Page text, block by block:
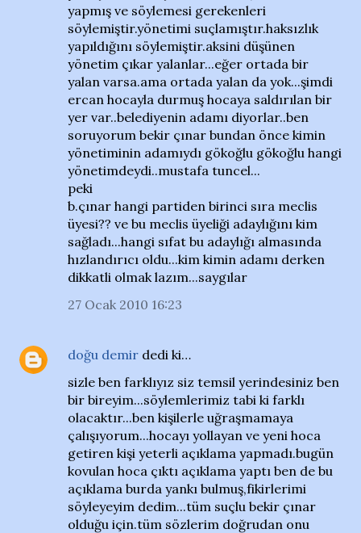
yapmış ve söylemesi gerekenleri
söylemiştir.yönetimi suçlamıştır.haksızlık
yapıldığını söylemiştir.aksini düşünen
yönetim çıkar yalanlar...eğer ortada bir
yalan varsa.ama ortada yalan da yok...şimdi
ercan hocayla durmuş hocaya saldırılan bir
yer var..belediyenin adamı diyorlar..ben
soruyorum bekir çınar bundan önce kimin
yönetiminin adamıydı gökoğlu gökoğlu hangi
yönetimdeydi..mustafa tuncel...
peki
b.çınar hangi partiden birinci sıra meclis
üyesi?? ve bu meclis üyeliği adaylığını kim
sağladı...hangi sıfat bu adaylığı almasında
hızlandırıcı oldu...kim kimin adamı derken
dikkatli olmak lazım...saygılar
27 Ocak 2010 16:23
doğu demir dedi ki…
sizle ben farklıyız siz temsil yerindesiniz ben
bir bireyim...söylemlerimiz tabi ki farklı
olacaktır...ben kişilerle uğraşmamaya
çalışıyorum...hocayı yollayan ve yeni hoca
getiren kişi yeterli açıklama yapmadı.bugün
kovulan hoca çıktı açıklama yaptı ben de bu
açıklama burda yankı bulmuş,fikirlerimi
söyleyeyim dedim...tüm suçlu bekir çınar
olduğu için.tüm sözlerim doğrudan onu